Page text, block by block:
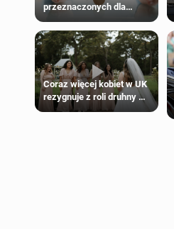
przeznaczonych dla
wyłącznie na płci
biologicznej
Coraz więcej kobiet w UK
rezygnuje z roli druhny na
ślubie